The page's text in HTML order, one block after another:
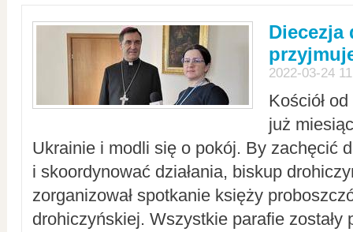
Diecezja
2022-03-24
Kościół
już
Ukrainie i modli się o pokój. By zachęcić
i skoordynować działania, biskup
zorganizował spotkanie księży
drohiczyńskiej. Wszystkie parafie zostały